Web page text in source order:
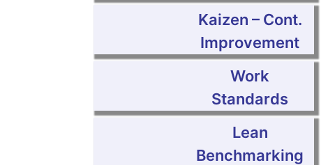
Kaizen – Cont.
Improvement
Work
Standards
Lean
Benchmarking